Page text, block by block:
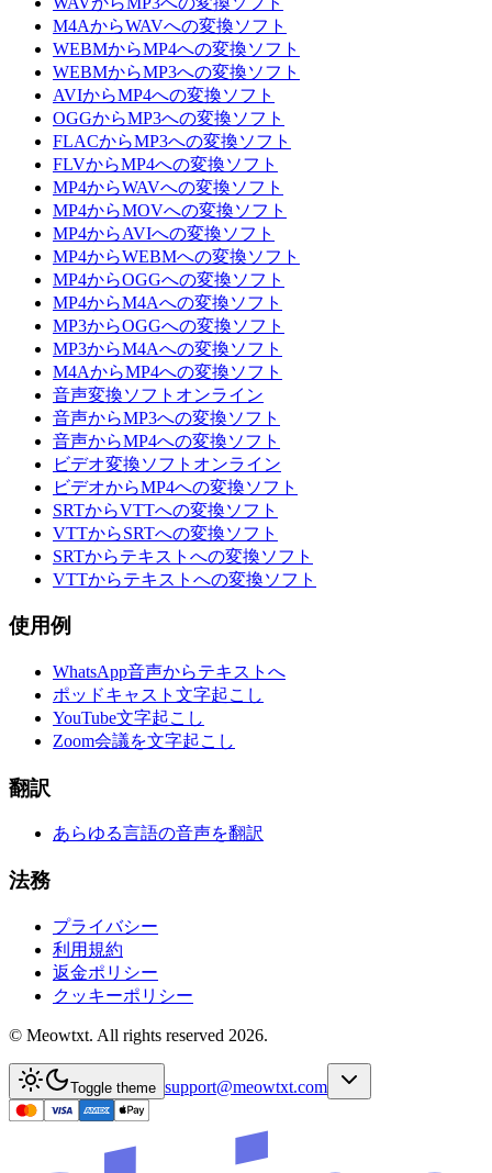
M4AからWAVへの変換ソフト
WEBMからMP4への変換ソフト
WEBMからMP3への変換ソフト
AVIからMP4への変換ソフト
OGGからMP3への変換ソフト
FLACからMP3への変換ソフト
FLVからMP4への変換ソフト
MP4からWAVへの変換ソフト
MP4からMOVへの変換ソフト
MP4からAVIへの変換ソフト
MP4からWEBMへの変換ソフト
MP4からOGGへの変換ソフト
MP4からM4Aへの変換ソフト
MP3からOGGへの変換ソフト
MP3からM4Aへの変換ソフト
M4AからMP4への変換ソフト
音声変換ソフトオンライン
音声からMP3への変換ソフト
音声からMP4への変換ソフト
ビデオ変換ソフトオンライン
ビデオからMP4への変換ソフト
SRTからVTTへの変換ソフト
VTTからSRTへの変換ソフト
SRTからテキストへの変換ソフト
VTTからテキストへの変換ソフト
使用例
WhatsApp音声からテキストへ
ポッドキャスト文字起こし
YouTube文字起こし
Zoom会議を文字起こし
翻訳
あらゆる言語の音声を翻訳
法務
プライバシー
利用規約
返金ポリシー
クッキーポリシー
© Meowtxt. All rights reserved 2026.
Toggle theme support@meowtxt.com